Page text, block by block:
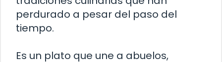
perdurado a pesar del paso del
tiempo.
Es un plato que une a abuelos,